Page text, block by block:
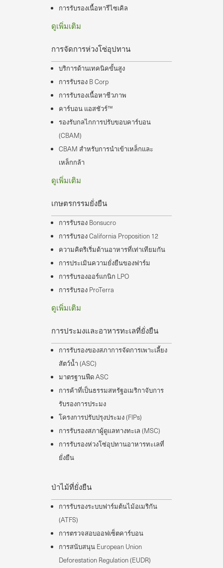
การรับรองเนื้อหารีไซเคิล
ดูเพิ่มเติม
การจัดการห่วงโซ่อุปทาน
บริการด้านเทคนิคขั้นสูง
การรับรอง B Corp
การรับรองเนื้อหาชีวภาพ
คาร์บอน แอสชัวร์™
รองรับกลไกการปรับขอบคาร์บอน
(CBAM)
CBAM สําหรับการนําเข้าเหล็กและ
เหล็กกล้า
ดูเพิ่มเติม
เกษตรกรรมยั่งยืน
การรับรอง Bonsucro
การรับรอง California Proposition 12
ความคิดริเริ่มด้านอาหารที่เท่าเทียมกัน
การประเมินความยั่งยืนของฟาร์ม
การรับรองออร์แกนิก LPO
การรับรอง ProTerra
ดูเพิ่มเติม
การประมงและอาหารทะเลที่ยั่งยืน
การรับรองของสภาการจัดการเพาะเลี้ยง
สัตว์น้ำ (ASC)
มาตรฐานฟีด ASC
การค้าที่เป็นธรรมสหรัฐอเมริกาจับการ
รับรองการประมง
โครงการปรับปรุงประมง (FIPs)
การรับรองสภาผู้ดูแลทางทะเล (MSC)
การรับรองห่วงโซ่อุปทานอาหารทะเลที่
ยั่งยืน
ป่าไม้ที่ยั่งยืน
การรับรองระบบฟาร์มต้นไม้อเมริกัน
(ATFS)
การตรวจสอบออฟเซ็ตคาร์บอน
การสนับสนุน European Union
Deforestation Regulation (EUDR)